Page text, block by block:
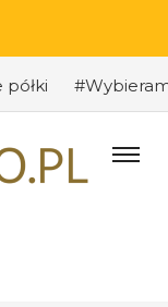
#Wybieramy